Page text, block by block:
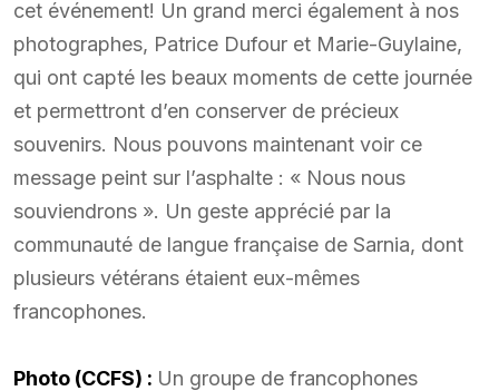
cet événement! Un grand merci également à nos
photographes, Patrice Dufour et Marie-Guylaine,
qui ont capté les beaux moments de cette journée
et permettront d’en conserver de précieux
souvenirs. Nous pouvons maintenant voir ce
message peint sur l’asphalte : « Nous nous
souviendrons ». Un geste apprécié par la
communauté de langue française de Sarnia, dont
plusieurs vétérans étaient eux-mêmes
francophones.
Photo (CCFS) : Un groupe de francophones